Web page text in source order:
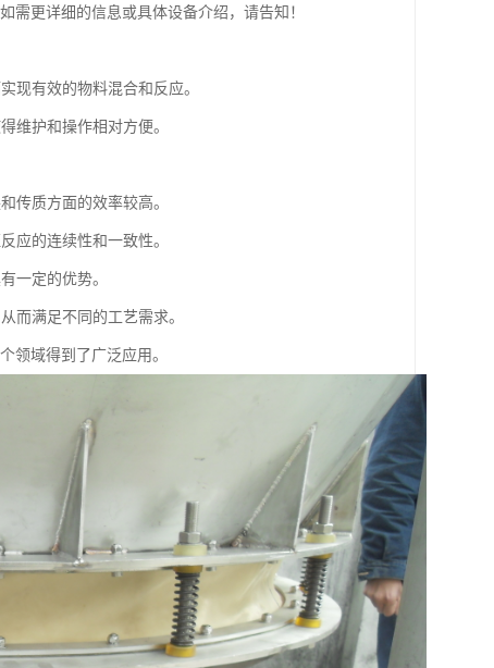
需更详细的信息或具体设备介绍，请告知！
现有效的物料混合和反应。
维护和操作相对方便。
传质方面的效率较高。
应的连续性和一致性。
一定的优势。
而满足不同的工艺需求。
领域得到了广泛应用。